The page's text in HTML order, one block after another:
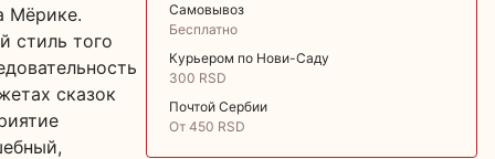
Мёрике.
стиль того
сказок
Самовывоз
Бесплатно
Курьером по Нови-Саду
300 RSD
Почтой Сербии
От 450 RSD